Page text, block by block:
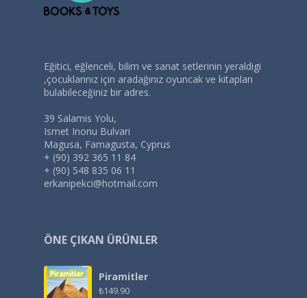
Eğitici, eğlenceli, bilim ve sanat setlerinin yeraldigi
,çocuklarınız için aradağınız oyuncak ve kitapları
bulabileceğiniz bir adres.
39 Salamis Yolu,
Ismet Inonu Bulvari
Magusa, Famagusta, Cyprus
+ (90) 392 365 11 84
+ (90) 548 835 06 11
erkanipekci@hotmail.com
ÖNE ÇIKAN ÜRÜNLER
Piramitler
₺149.90